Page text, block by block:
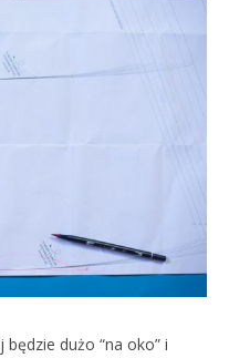
dużo “na oko” i